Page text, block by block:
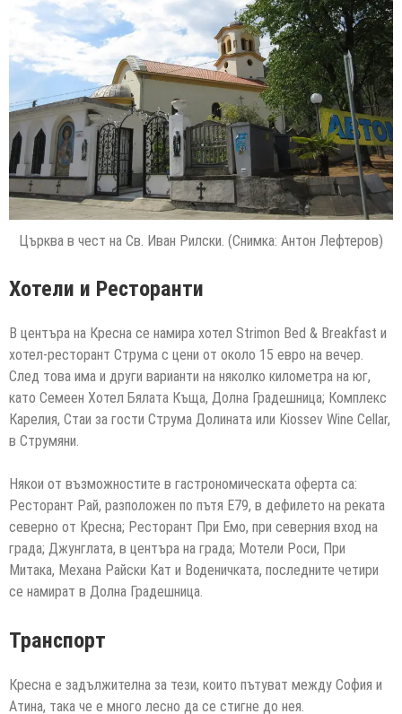
Църква в чест на Св. Иван Рилски. (Снимка: Антон Лефтеров)
Хотели и Ресторанти
В центъра на Кресна се намира хотел Strimon Bed & Breakfast и
хотел-ресторант Струма с цени от около 15 евро на вечер.
След това има и други варианти на няколко километра на юг,
като Семеен Хотел Бялата Къща, Долна Градешница; Комплекс
Карелия, Стаи за гости Струма Долината или Kiossev Wine Cellar,
в Струмяни.
Някои от възможностите в гастрономическата оферта са:
Ресторант Рай, разположен по пътя Е79, в дефилето на реката
северно от Кресна; Ресторант При Емо, при северния вход на
града; Джунглата, в центъра на града; Мотели Роси, При
Митака, Механа Райски Кат и Воденичката, последните четири
се намират в Долна Градешница.
Транспорт
Кресна е задължителна за тези, които пътуват между София и
Атина, така че е много лесно да се стигне до нея.